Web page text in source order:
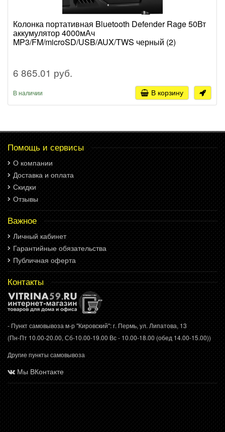
Колонка портативная Bluetooth Defender Rage 50Вт
аккумулятор 4000мАч
MP3/FM/microSD/USB/AUX/TWS черный (2)
6 865.01 руб.
В наличии В корзину
Помощь и сервисы
О компании
Доставка и оплата
Скидки
Отзывы
Важное
Личный кабинет
Гарантийные обязательства
Публичная оферта
Контакты
- Пункт самовывоза м-р "Кировский": г. Пермь, ул. Липатова, 13
(Пн-Пт 10.00-20.00, Сб-10.00-19.00 Вс - 10.00-18.00 (обед 14.00-15.00))
Другие пункты самовывоза
Мы ВКонтакте